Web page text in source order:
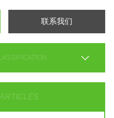
联系我们